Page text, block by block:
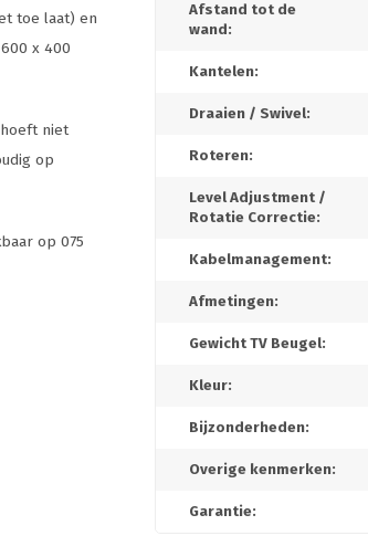
toe laat) en
x 400
hoeft niet
op
op 075
Afstand tot de
wand:
Kantelen:
Draaien / Swivel:
Roteren:
Level Adjustment /
Rotatie Correctie:
Kabelmanagement:
Afmetingen:
Gewicht TV Beugel:
Kleur:
Bijzonderheden:
Overige kenmerken:
Garantie: